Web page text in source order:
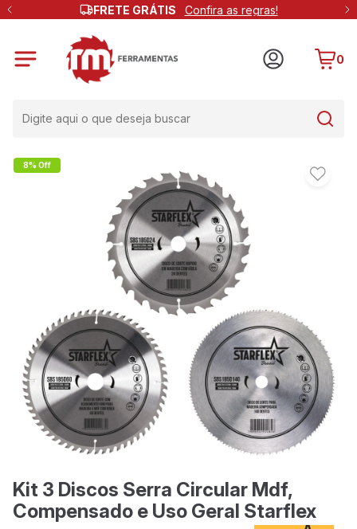
FRETE GRÁTIS Confira as regras!
0
8% Off
Kit 3 Discos Serra Circular Mdf,
Compensado e Uso Geral Starflex